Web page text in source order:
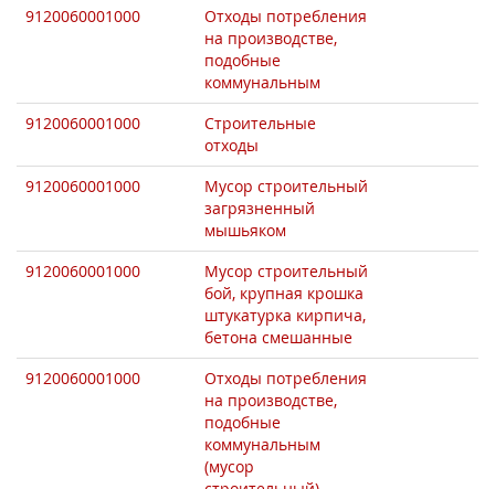
9120060001000
Отходы потребления
на производстве,
подобные
коммунальным
9120060001000
Строительные
отходы
9120060001000
Мусор строительный
загрязненный
мышьяком
9120060001000
Мусор строительный
бой, крупная крошка
штукатурка кирпича,
бетона смешанные
9120060001000
Отходы потребления
на производстве,
подобные
коммунальным
(мусор